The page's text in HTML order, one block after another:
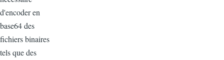
d'encoder en
base64 des
fichiers binaires
tels que des